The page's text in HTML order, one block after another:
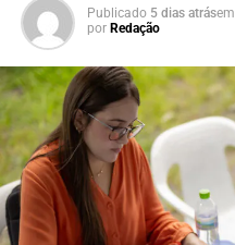
Publicado 5 dias atrásem
por Redação